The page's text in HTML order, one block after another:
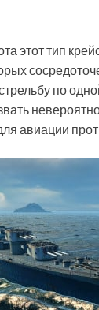
этот тип
по
авиации